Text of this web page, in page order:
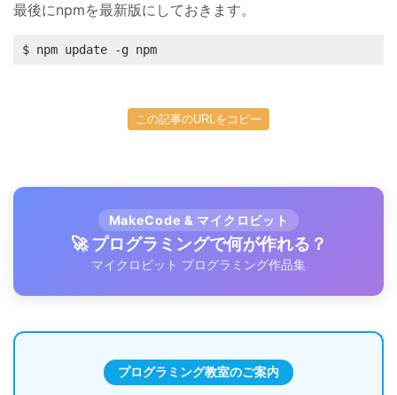
最後にnpmを最新版にしておきます。
$ npm update -g npm
この記事のURLをコピー
MakeCode & マイクロビット
🚀 プログラミングで何が作れる？
マイクロビット プログラミング作品集
プログラミング教室のご案内